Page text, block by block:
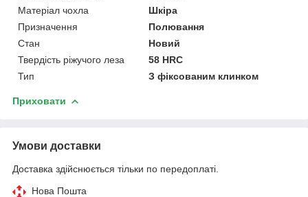
Матеріал чохла
Шкіра
Призначення
Полювання
Стан
Новий
Твердість ріжучого леза
58 HRC
Тип
З фіксованим клинком
Приховати
Умови доставки
Доставка здійснюється тільки по передоплаті.
Нова Пошта